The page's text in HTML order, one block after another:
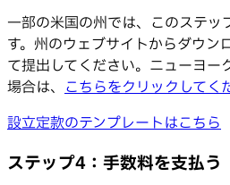
一部の米国の州では、このステッ
す。州のウェブサイトからダウン
て提出してください。ニューヨー
場合は、 こちらをクリックしてく
設立定款のテンプレートはこちら
ステップ4：手数料を支払う